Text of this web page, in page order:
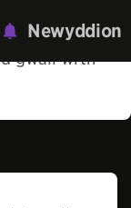
Newyddion
gwall wrth